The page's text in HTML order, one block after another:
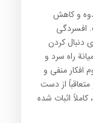
و کاهش
افسردگی
دنبال کردن
راه سرد و
منفی و
از دست
اثبات شده